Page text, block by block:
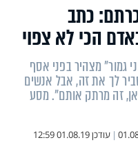
כתב
הכי לא צפוי
גמור" מצהיר בפני אסף
לך את זה, אבל אנשים
זה מרתק אותם". מסע
| עודכן01.08.19 12:59